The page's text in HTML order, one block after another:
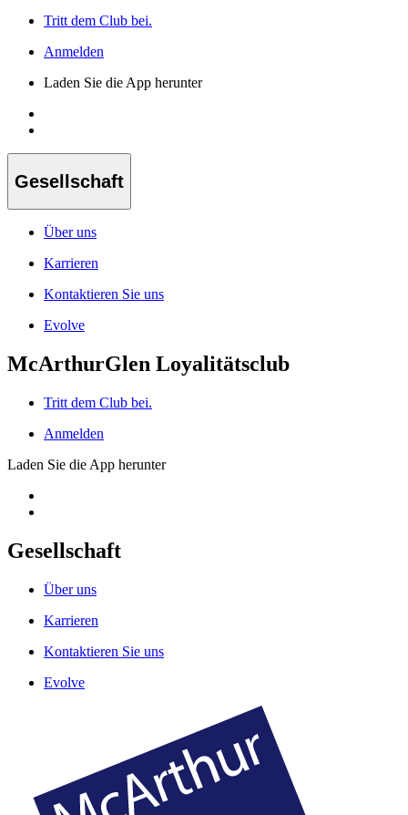
Tritt dem Club bei.
Anmelden
Laden Sie die App herunter
Gesellschaft
Über uns
Karrieren
Kontaktieren Sie uns
Evolve
McArthurGlen Loyalitätsclub
Tritt dem Club bei.
Anmelden
Laden Sie die App herunter
Gesellschaft
Über uns
Karrieren
Kontaktieren Sie uns
Evolve